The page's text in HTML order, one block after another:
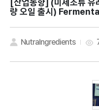
[산업동향]
량 오일 출시)
NutraIngredients